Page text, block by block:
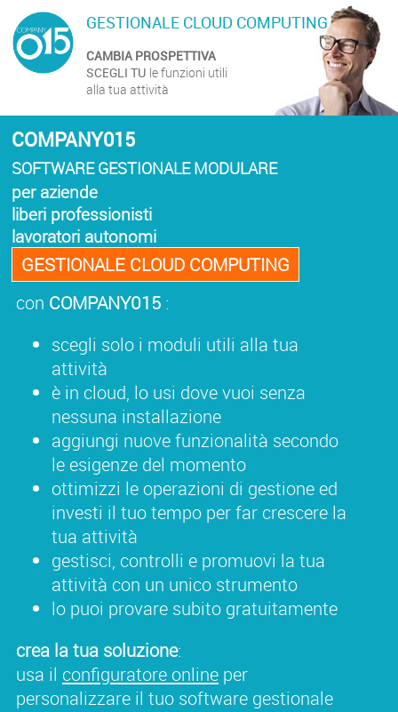
GESTIONALE CLOUD COMPUTING
CAMBIA PROSPETTIVA
SCEGLI TU le funzioni utili
alla tua attività
COMPANY015
SOFTWARE GESTIONALE MODULARE
per aziende
liberi professionisti
lavoratori autonomi
GESTIONALE CLOUD COMPUTING
con COMPANY015 :
scegli solo i moduli utili alla tua
attività
è in cloud, lo usi dove vuoi senza
nessuna installazione
aggiungi nuove funzionalità secondo
le esigenze del momento
ottimizzi le operazioni di gestione ed
investi il tuo tempo per far crescere la
tua attività
gestisci, controlli e promuovi la tua
attività con un unico strumento
lo puoi provare subito gratuitamente
crea la tua soluzione:
usa il configuratore online per
personalizzare il tuo software gestionale